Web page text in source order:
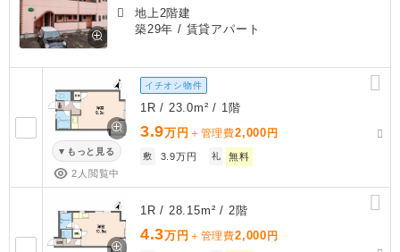
地上2階建
築29年 / 賃貸アパート
もっと見る
2人閲覧中
イチオシ物件
1R / 23.0m² / 1階
3.9万円 ＋管理費2,000 円
敷 3.9万円 礼 無料
1R / 28.15m² / 2階
4.3万円 ＋管理費2,000 円